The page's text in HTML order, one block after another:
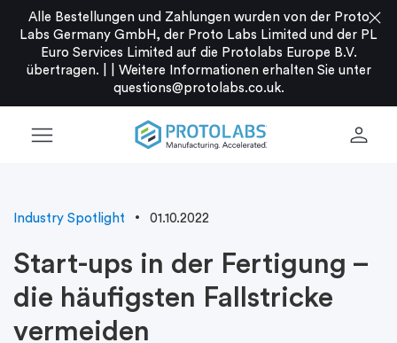
Alle Bestellungen und Zahlungen wurden von der Proto
Labs Germany GmbH, der Proto Labs Limited und der PL
Euro Services Limited auf die Protolabs Europe B.V.
übertragen. |
Weitere Informationen erhalten Sie unter
questions@protolabs.co.uk.
close
menu person
Industry Spotlight 01.10.2022
Start-ups in der Fertigung –
die häufigsten Fallstricke
vermeiden